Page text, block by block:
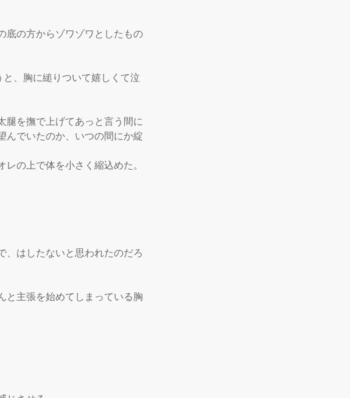
底の方からゾワゾワとしたもの
、胸に縋りついて嬉しくて泣
を撫で上げてあっと言う間に
んでいたのか、いつの間にか綻
の上で体を小さく縮込めた。
はしたないと思われたのだろ
主張を始めてしまっている胸